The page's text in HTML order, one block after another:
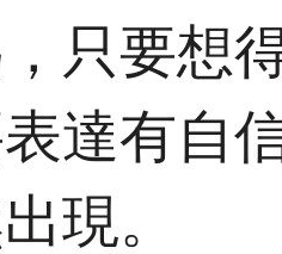
只要想
達有自
現。